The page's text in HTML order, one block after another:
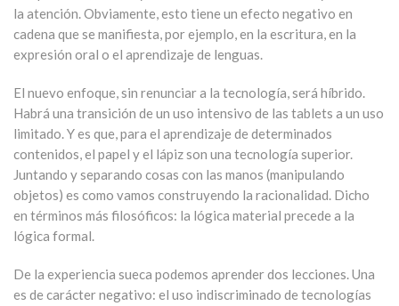
la atención. Obviamente, esto tiene un efecto negativo en
cadena que se manifiesta, por ejemplo, en la escritura, en la
expresión oral o el aprendizaje de lenguas.
El nuevo enfoque, sin renunciar a la tecnología, será híbrido.
Habrá una transición de un uso intensivo de las tablets a un uso
limitado. Y es que, para el aprendizaje de determinados
contenidos, el papel y el lápiz son una tecnología superior.
Juntando y separando cosas con las manos (manipulando
objetos) es como vamos construyendo la racionalidad. Dicho
en términos más filosóficos: la lógica material precede a la
lógica formal.
De la experiencia sueca podemos aprender dos lecciones. Una
es de carácter negativo: el uso indiscriminado de tecnologías